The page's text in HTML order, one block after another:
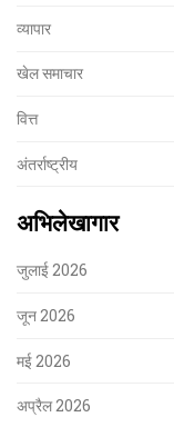
व्यापार
खेल समाचार
वित्त
अंतर्राष्ट्रीय
अभिलेखागार
जुलाई 2026
जून 2026
मई 2026
अप्रैल 2026